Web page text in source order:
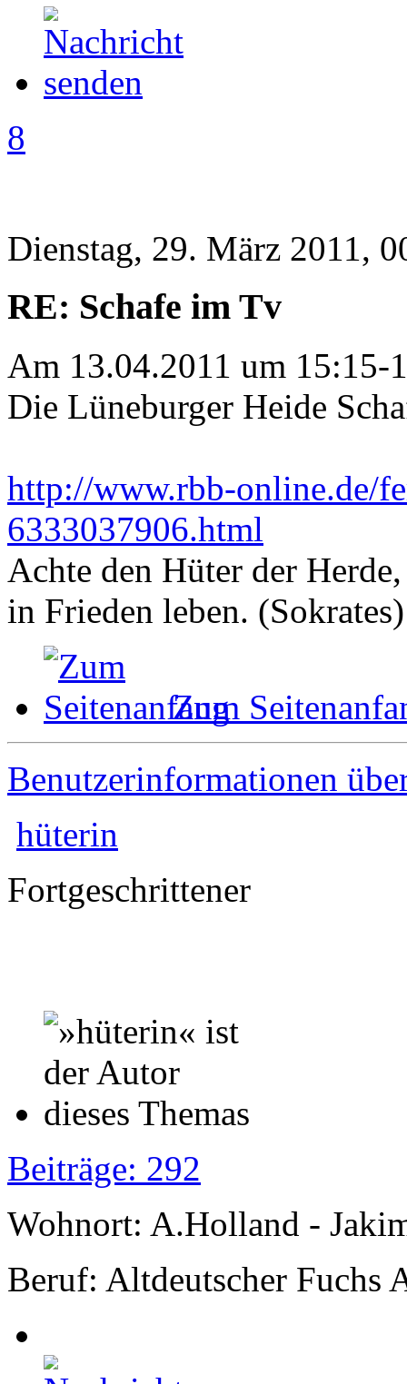
8
Dienstag, 29. März 2011,
RE: Schafe im Tv
Am 13.04.2011 um 15:15-
Die Lüneburger Heide
http://www.rbb-online.de/
6333037906.html
Achte den Hüter der
in Frieden leben. (Sokrates)
Zum
Benutzerinformationen
hüterin
Fortgeschrittener
Beiträge: 292
Wohnort: A.Holland -
Beruf: Altdeutscher Fuchs